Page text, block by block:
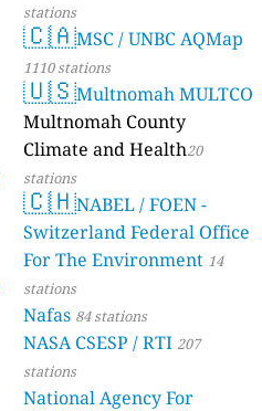
stations
🇨🇦MSC / UNBC AQMap
1110 stations
🇺🇸Multnomah MULTCO
Multnomah County
Climate and Health20
stations
🇨🇭NABEL / FOEN -
Switzerland Federal Office
For The Environment 14
stations
Nafas 84 stations
NASA CSESP / RTI 207
stations
National Agency For